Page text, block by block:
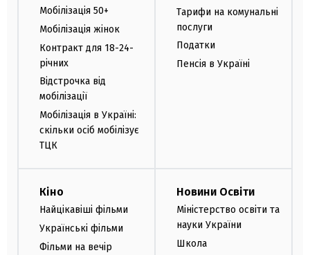
Мобілізація 50+
Мобілізація жінок
Контракт для 18-24-
річних
Відстрочка від
мобілізації
Мобілізація в Україні:
скільки осіб мобілізує
ТЦК
Тарифи на комунальні
послуги
Податки
Пенсія в Україні
Кіно
Найцікавіші фільми
Українські фільми
Фільми на вечір
Новини Освіти
Міністерство освіти та
науки України
Школа